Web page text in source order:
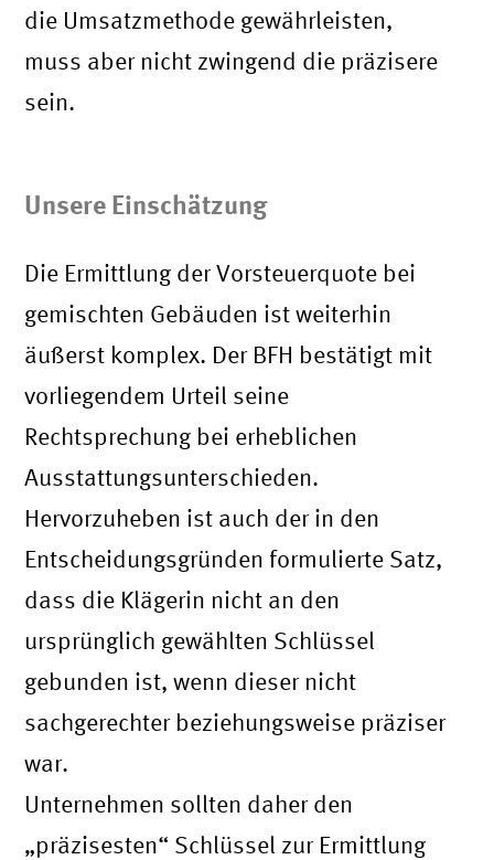
die Umsatzmethode gewährleisten,
muss aber nicht zwingend die präzisere
sein.
Unsere Einschätzung
Die Ermittlung der Vorsteuerquote bei
gemischten Gebäuden ist weiterhin
äußerst komplex. Der BFH bestätigt mit
vorliegendem Urteil seine
Rechtsprechung bei erheblichen
Ausstattungsunterschieden.
Hervorzuheben ist auch der in den
Entscheidungsgründen formulierte Satz,
dass die Klägerin nicht an den
ursprünglich gewählten Schlüssel
gebunden ist, wenn dieser nicht
sachgerechter beziehungsweise präziser
war.
Unternehmen sollten daher den
„präzisesten“ Schlüssel zur Ermittlung